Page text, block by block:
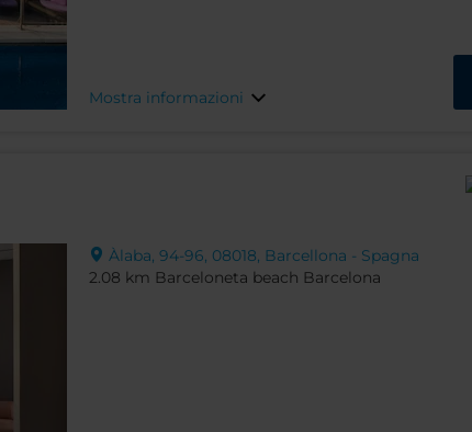
Mostra informazioni
Àlaba, 94-96, 08018, Barcellona - Spagna
2.08 km Barceloneta beach Barcelona